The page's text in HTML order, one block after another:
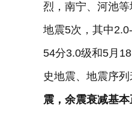
烈，南宁、河池
地震5次，其中
54分3.0级和5月
史地震、地震序
震，余震衰减基本